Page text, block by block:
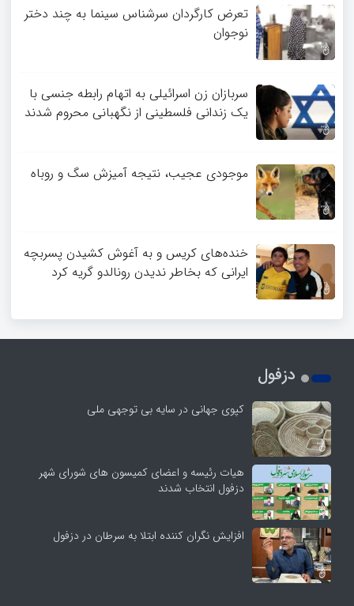
تعرض کارگردان سرشناس سینما به چند دختر
نوجوان
سربازان زن اسرائیلی به اتهام رابطه جنسی با
یک زندانی فلسطینی از نگهبانی محروم شدند
موجودی عجیب، نتیجه آمیزش سگ و روباه
خنده‌های کریس و به آغوش کشیدن پسربچه
ایرانی که بخاطر ندیدن رونالدو گریه کرد
دزفول
کپوی جهانی در سایه بی توجهی ملی
هیات رئیسه و اعضای کمیسون های شورای شهر
دزفول انتخاب شدند
افزایش نگران کننده ابتلا به سرطان در دزفول